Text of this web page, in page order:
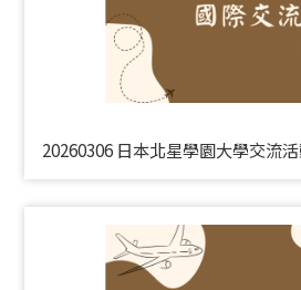
20260306 日本北星學園大學交流